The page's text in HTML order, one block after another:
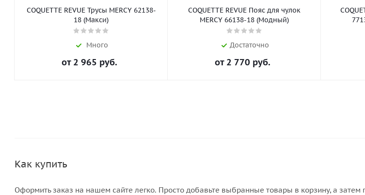
COQUETTE REVUE Трусы MERCY 62138-
18 (Макси)
Много
от 2 965 руб.
COQUETTE REVUE Пояс для чулок
MERCY 66138-18 (Модный)
Достаточно
от 2 770 руб.
Как купить
Оформить заказ на нашем сайте легко. Просто добавьте выбранные товары в корзину, а затем